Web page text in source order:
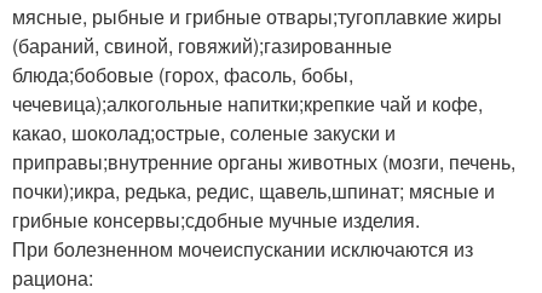
мясные, рыбные и грибные отвары;тугоплавкие жиры
(бараний, свиной, говяжий);газированные
блюда;бобовые (горох, фасоль, бобы,
чечевица);алкогольные напитки;крепкие чай и кофе,
какао, шоколад;острые, соленые закуски и
приправы;внутренние органы животных (мозги, печень,
почки);икра, редька, редис, щавель,шпинат; мясные и
грибные консервы;сдобные мучные изделия.
При болезненном мочеиспускании исключаются из
рациона: